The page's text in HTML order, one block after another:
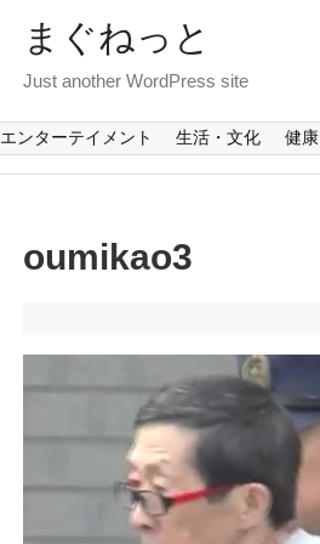
まぐねっと
Just another WordPress site
エンターテイメント 生活・文化 健康
oumikao3